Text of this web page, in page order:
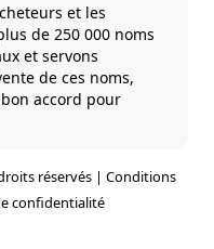
et les
de 250 000 noms
et servons
de ces noms,
accord pour
réservés | Conditions
confidentialité